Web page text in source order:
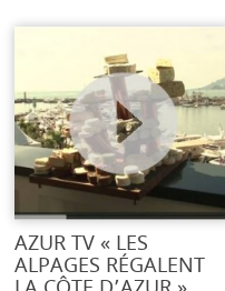
AZUR TV « LES
ALPAGES RÉGALENT